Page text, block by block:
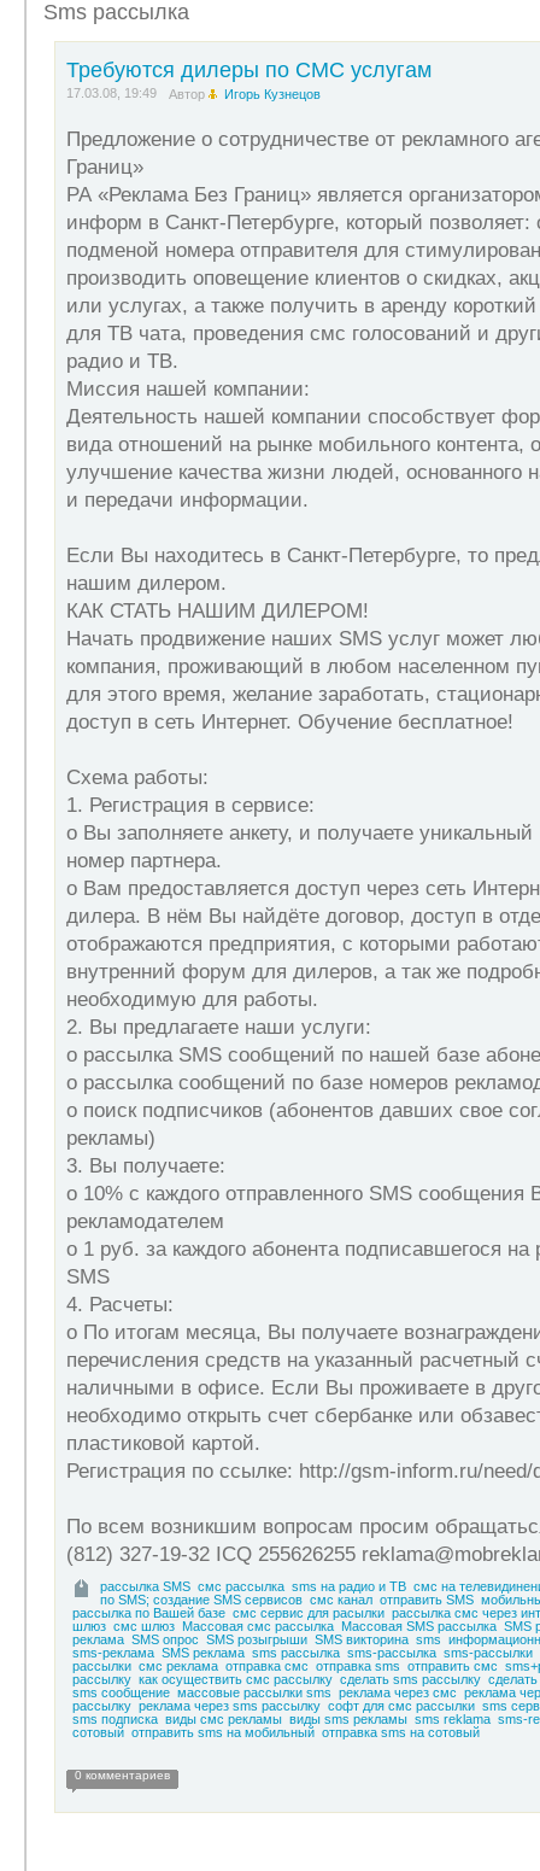
НАШИМ ДИЛЕРОМ! Начать продвижение наших SMS
через сеть Интернет в личный кабинет дилера. В нём Вы
которыми работают другие дилеры, внутренний форум
подписчиков (абонентов давших свое согласие на
рекламодателем o 1 руб. за каждого абонента
вознаграждение, путем перечисления средств на
городе, то Вам необходимо открыть счет сбербанке или
inform.ru/need/dealer.php По всем возникшим вопросам
reklama@mobreklama.ru Кузнецов Игорь
Sms рассылка
Требуются дилеры по СМС услугам
17.03.08, 19:49 Автор Игорь Кузнецов
Предложение о сотрудничестве от рекламного
Границ»
РА «Реклама Без Границ» является
информ в Санкт-Петербурге, который позволяет:
подменой номера отправителя для
производить оповещение клиентов о скидках,
или услугах, а также получить в аренду
для ТВ чата, проведения смс голосований и
радио и ТВ.
Миссия нашей компании:
Деятельность нашей компании способствует
вида отношений на рынке мобильного контента,
улучшение качества жизни людей, основанного
и передачи информации.
Если Вы находитесь в Санкт-Петербурге, то
нашим дилером.
КАК СТАТЬ НАШИМ ДИЛЕРОМ!
Начать продвижение наших SMS услуг может
компания, проживающий в любом населенном
для этого время, желание заработать,
доступ в сеть Интернет. Обучение бесплатное!
Схема работы:
1. Регистрация в сервисе:
o Вы заполняете анкету, и получаете
номер партнера.
o Вам предоставляется доступ через сеть
дилера. В нём Вы найдёте договор, доступ в
отображаются предприятия, с которыми
внутренний форум для дилеров, а так же
необходимую для работы.
2. Вы предлагаете наши услуги:
o рассылка SMS сообщений по нашей базе
o рассылка сообщений по базе номеров
o поиск подписчиков (абонентов давших свое
рекламы)
3. Вы получаете:
o 10% с каждого отправленного SMS
рекламодателем
o 1 руб. за каждого абонента подписавшегося
SMS
4. Расчеты:
o По итогам месяца, Вы получаете
перечисления средств на указанный расчетный
наличными в офисе. Если Вы проживаете в
необходимо открыть счет сбербанке или
пластиковой картой.
Регистрация по ссылке: http://gsm-inform.ru/need/
По всем возникшим вопросам просим
(812) 327-19-32 ICQ 255626255
рассылка SMS смс рассылка sms на радио и ТВ смс на
по SMS; создание SMS сервисов смс канал отправить SMS
рассылка по Вашей базе смс сервис для расылки рассылка смс через
шлюз смс шлюз Массовая смс рассылка Массовая SMS рассылка SMS
реклама SMS опрос SMS розыгрыши SMS викторина sms
sms-реклама SMS реклама sms рассылка sms-рассылка sms-рассылки
рассылки смс реклама отправка смс отправка sms отправить смс
рассылку как осуществить смс рассылку сделать sms рассылку
sms сообщение массовые рассылки sms реклама через смс реклама
рассылку реклама через sms рассылку софт для смс рассылки sms
sms подписка виды смс рекламы виды sms рекламы sms reklama sms-
сотовый отправить sms на мобильный отправка sms на сотовый
0 комментариев